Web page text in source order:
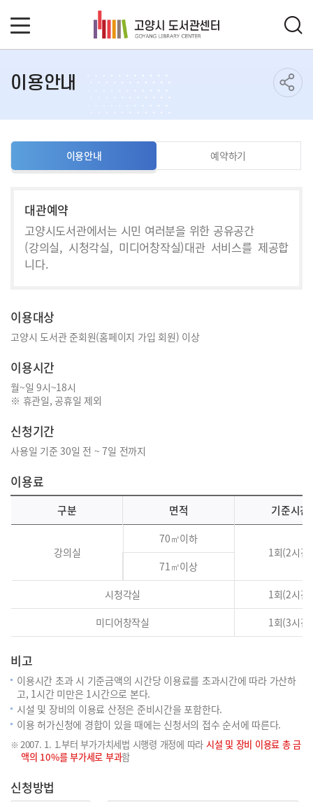
이용안내
이용안내 예약하기
대관예약
고양시도서관에서는 시민 여러분을 위한 공유공간
(강의실, 시청각실, 미디어창작실)대관 서비스를 제공합
니다.
이용대상
고양시 도서관 준회원(홈페이지 가입 회원) 이상
이용시간
월~일 9시~18시
※ 휴관일, 공휴일 제외
신청기간
사용일 기준 30일 전 ~ 7일 전까지
이용료
구분 면적 기준시간
강의실
70㎡이하
1회(2시간)
71㎡이상
시청각실
1회(2시간)
미디어창작실
1회(3시간)
비고
이용시간 초과 시 기준금액의 시간당 이용료를 초과시간에 따라 가산하
고, 1시간 미만은 1시간으로 본다.
시설 및 장비의 이용료 산정은 준비시간을 포함한다.
이용 허가신청에 경합이 있을 때에는 신청서의 접수 순서에 따른다.
2007. 1. 1.부터 부가가치세법 시행령 개정에 따라 시설 및 장비 이용료 총 금
액의 10%를 부가세로 부과함
신청방법